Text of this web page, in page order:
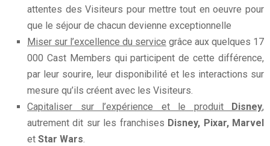
attentes des Visiteurs pour mettre tout en oeuvre pour
que le séjour de chacun devienne exceptionnelle
Miser sur l’excellence du service grâce aux quelques 17
000 Cast Members qui participent de cette différence,
par leur sourire, leur disponibilité et les interactions sur
mesure qu’ils créent avec les Visiteurs.
Capitaliser sur l’expérience et le produit Disney,
autrement dit sur les franchises Disney, Pixar, Marvel
et Star Wars.